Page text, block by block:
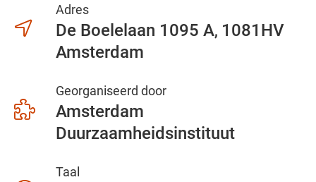
Adres
De Boelelaan 1095 A 1081HV
Amsterdam
Georganiseerd door
Amsterdam
Duurzaamheidsinstituut
Taal